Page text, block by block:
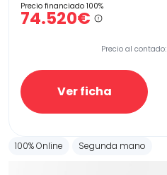
Precio financiado 100%
74.520€
Precio al contado:
Ver ficha
100% Online Segunda mano